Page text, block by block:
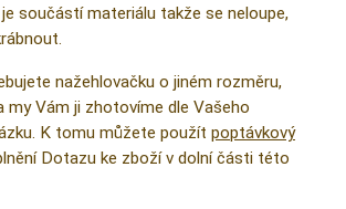
součástí materiálu takže se neloupe,
nažehlovačku o jiném rozměru,
my Vám ji zhotovíme dle Vašeho
K tomu můžete použít poptávkový
Dotazu ke zboží v dolní části této